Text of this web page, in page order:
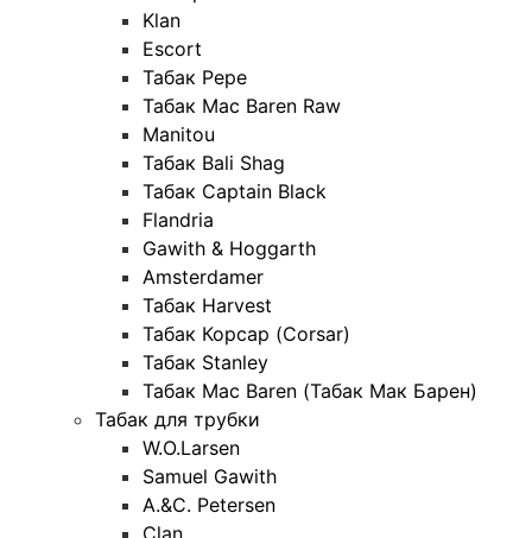
Klan
Escort
Табак Pepe
Табак Mac Baren Raw
Manitou
Табак Bali Shag
Табак Captain Black
Flandria
Gawith & Hoggarth
Amsterdamer
Табак Harvest
Табак Корсар (Corsar)
Табак Stanley
Табак Mac Baren (Табак Мак Барен)
Табак для трубки
W.O.Larsen
Samuel Gawith
A.&C. Petersen